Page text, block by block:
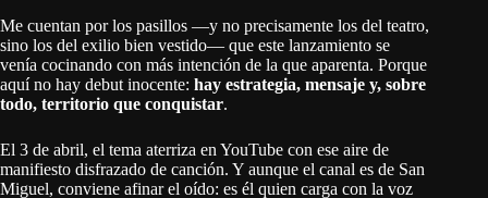
Me cuentan por los pasillos —y no precisamente los del teatro,
sino los del exilio bien vestido— que este lanzamiento se
venía cocinando con más intención de la que aparenta. Porque
aquí no hay debut inocente: hay estrategia, mensaje y, sobre
todo, territorio que conquistar.
El 3 de abril, el tema aterriza en YouTube con ese aire de
manifiesto disfrazado de canción. Y aunque el canal es de San
Miguel, conviene afinar el oído: es él quien carga con la voz